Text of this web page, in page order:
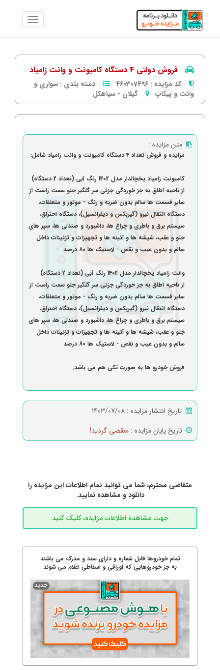
فروش دولتی 4 دستگاه کامیونت و وانت زامیاد
کد مزایده : 460307496 دسته بندی : سواری و
وانت و پیکاپ
گیلان - سیاهكل
متن مزایده :
مزایده و فروش تعداد 4 دستگاه کامیونت و وانت زامیاد شامل:
کامیونت زامیاد یخچالدار مدل 1402 رنگ آبی (تعداد 2 دستگاه)
از ناحیه اطاق به جز خوردگی جزئی سر گلگیر جلو سمت راست از
سایر قسمت ها سالم بدون ضربه و رنگ - موتور و متعلقات،
دستگاه انتقال نیرو (گیربکس و دیفرانسیل)، دستگاه احتراق،
سیستم برق و باطری و چراغ ها، داشبورد و صندلی ها، سپر های
جلو و عقب، شیشه ها و آئینه ها و تجهیزات و تزئینات داخل
سالم و بدون عیب و نقص - لاستیک ها 80 درصد
وانت زامیاد یخچالدار مدل 1402 رنگ آبی (تعداد 2 دستگاه)
از ناحیه اطاق به جز خوردگی جزئی سر گلگیر جلو سمت راست از
سایر قسمت ها سالم بدون ضربه و رنگ - موتور و متعلقات،
دستگاه انتقال نیرو (گیربکس و دیفرانسیل)، دستگاه احتراق،
سیستم برق و باطری و چراغ ها، داشبورد و صندلی ها، سپر های
جلو و عقب، شیشه ها و آئینه ها و تجهیزات و تزئینات داخل
سالم و بدون عیب و نقص - لاستیک ها 80 درصد
فروش خودرو ها به صورت تکی هم می باشد.
تاریخ انتشار مزایده : 1403/07/08
تاریخ پایان مزایده : منقضی گردید!
متقاضی محترم، شما می توانید تمام اطلاعات این مزایده را
دانلود و مشاهده نمایید.
تمام خودروها قابل شماره و دارای سند و مدرک می باشند
به جز خودروهایی که اوراقی و اسقاطی اعلام می شوند